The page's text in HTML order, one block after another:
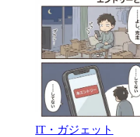
IT・ガジェット